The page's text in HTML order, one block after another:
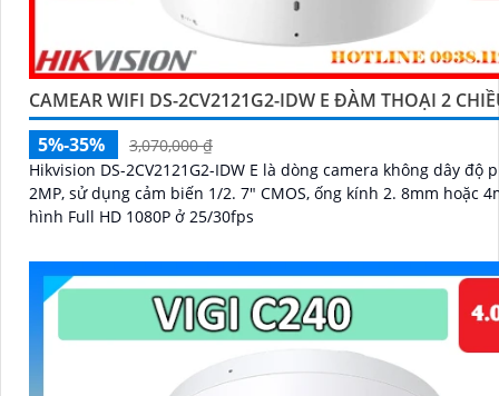
CAMEAR WIFI DS-2CV2121G2-IDW E ĐÀM THOẠI 2
5%-35%
3,070,000 ₫
Hikvision DS-2CV2121G2-IDW E là dòng camera không dây độ
2MP, sử dụng cảm biến 1/2. 7" CMOS, ống kính 2. 8mm hoặc
hình Full HD 1080P ở 25/30fps